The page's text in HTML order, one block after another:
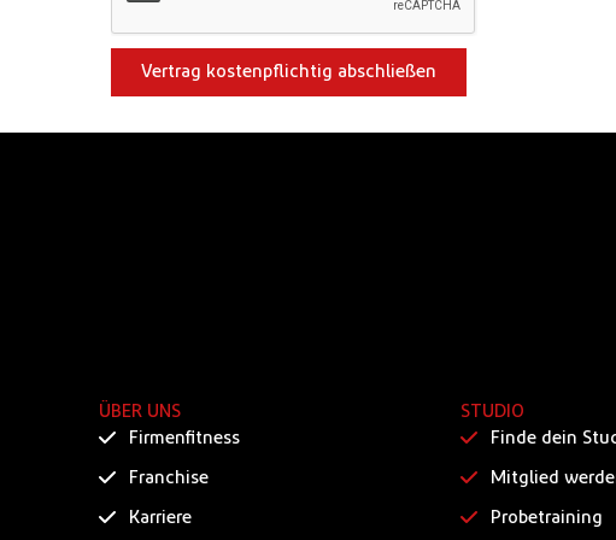
Vertrag kostenpflichtig abschließen
ÜBER UNS
Firmenfitness
Franchise
Karriere
STUDIO
Finde dein
Mitglied
Probetraining